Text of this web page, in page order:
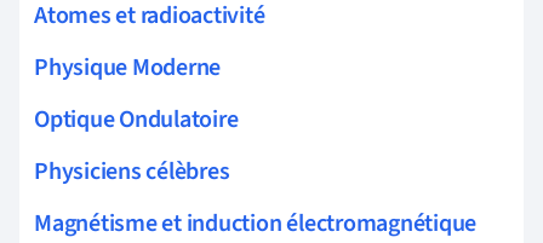
Atomes et radioactivité
Physique Moderne
Optique Ondulatoire
Physiciens célèbres
Magnétisme et induction électromagnétique